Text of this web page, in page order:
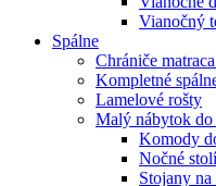
Vianočný
Spálne
Chrániče
Kompletné
Lamelové rošty
Malý nábytok do
Komody
Nočné
Stojany na